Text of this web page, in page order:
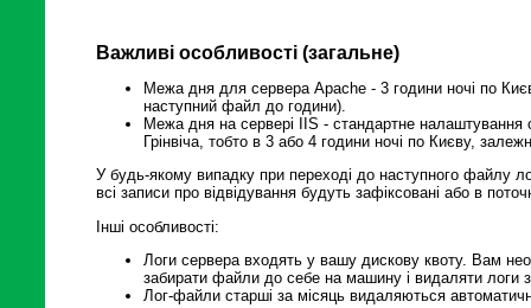
Важливі особливості (загальне)
Межа дня для сервера Apache - 3 години ночі по
наступний файл до години).
Межа дня на сервері IIS - стандартне налаштування
Грінвіча, тобто в 3 або 4 години ночі по Києву,
У будь-якому випадку при переході до наступного файлу
всі записи про відвідування будуть зафіксовані або в
Інші особливості:
Логи сервера входять у вашу дискову квоту. Вам
забирати файли до себе на машину і видаляти логи
Лог-файли старші за місяць видаляються